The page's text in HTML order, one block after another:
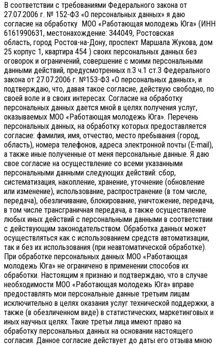
В соответствии с требованиями Федерального закона от
27.07.2006 г. № 152-ФЗ «О персональных данных» я даю
согласие на обработку МОО «Работающая молодежь Юга» (ИНН
6161990631, местонахождение: 344049, Ростовская
область, город Ростов-на-Дону, проспект Маршала Жукова, дом
25 корпус 1, квартира 454 ) своих персональных данных без
оговорок и ограничений, совершение с моими персональными
данными действий, предусмотренных п.3 ч.1 ст.3 Федерального
закона от 27.07.2006 г. №153-ФЗ «О персональных данных», и
подтверждаю, что, давая такое согласие, действую свободно, по
своей воле и в своих интересах. Согласие на обработку
персональных данных дается мной в целях получения услуг,
оказываемых МОО «Работающая молодежь Юга». Перечень
персональных данных, на обработку которых предоставляется
согласие: фамилия, имя, отчество, место пребывания (город,
область), номера телефонов, адреса электронной почты (E-mail),
а также иные полученные от меня персональные данные. Я даю
свое согласие на осуществление со всеми указанными
персональными данными следующих действий: сбор,
систематизация, накопление, хранение, уточнение (обновление
или изменение), использование, распространение (в том числе,
передача), обезличивание, блокирование, уничтожение, передача,
в том числе трансграничная передача, а также осуществление
любых иных действий с персональными данными в соответствии
с действующим законодательством. Обработка данных может
осуществляться как с использованием средств автоматизации,
так и без их использования (при неавтоматической обработке).
При обработке персональных данных МОО «Работающая
молодежь Юга» не ограничено в применении способов их
обработки. Настоящим я признаю и подтверждаю, что в случае
необходимости МОО «Работающая молодежь Юга» вправе
предоставлять мои персональные данные третьим лицам
исключительно в целях оказания услуг технической поддержки, а
также (в обезличенном виде) в статистических, маркетинговых и
иных научных целях. Такие третьи лица имеют право на
обработку персональных данных на основании настоящего
согласия. Данное согласие действует до даты его отзыва мною